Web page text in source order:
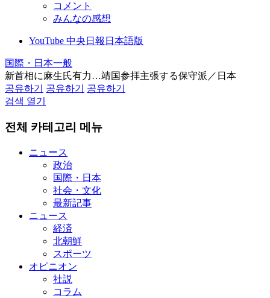
コメント
みんなの感想
YouTube 中央日報日本語版
国際・日本一般
新首相に麻生氏有力…靖国参拝主張する保守派／日本
공유하기
공유하기
공유하기
검색 열기
전체 카테고리 메뉴
ニュース
政治
国際・日本
社会・文化
最新記事
ニュース
経済
北朝鮮
スポーツ
オピニオン
社説
コラム